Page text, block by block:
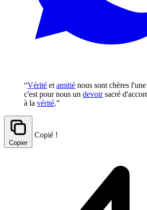
“Vérité et amitié nous sont chères
c'est pour nous un devoirsacré
à la vérité.”
Copier
Copié !